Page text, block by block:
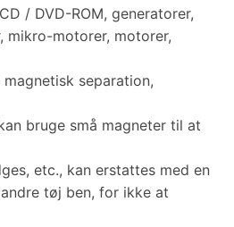
/ DVD-ROM, generatorer,
mikro-motorer, motorer,
separation,
bruge små magneter til at
etc., kan erstattes med en
tøj ben, for ikke at